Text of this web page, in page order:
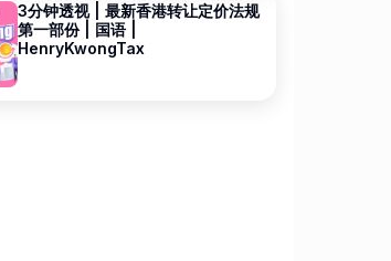
3分钟透视 | 最新香港转让定价法规
第一部份 | 国语 |
HenryKwongTax